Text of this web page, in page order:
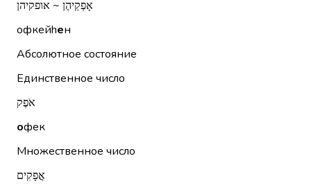
אָפְקֵיהֶן ~ אופקיהן
офкейhен
Абсолютное состояние
Единственное число
אֹפֶק
офек
Множественное число
אֳפָקִים